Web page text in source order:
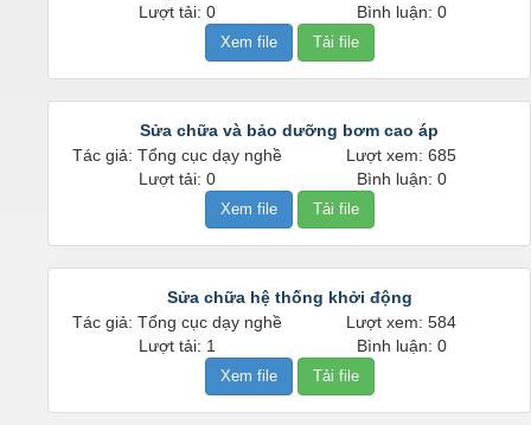
Lượt tải: 0
Bình luận: 0
Xem file Tải file
Sửa chữa và bảo dưỡng bơm cao áp
Tác giả: Tổng cục dạy nghề
Lượt xem: 685
Lượt tải: 0
Bình luận: 0
Xem file Tải file
Sửa chữa hệ thống khởi động
Tác giả: Tổng cục dạy nghề
Lượt xem: 584
Lượt tải: 1
Bình luận: 0
Xem file Tải file